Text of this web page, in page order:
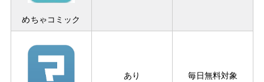
めちゃコミック
あり 毎日無料対象